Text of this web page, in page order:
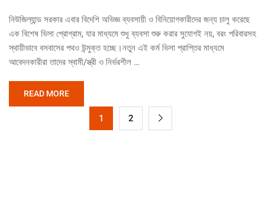
নিউজিল্যান্ড সরকার এবার বিদেশি অভিজ্ঞ ব্যবসায়ী ও বিনিয়োগকারীদের জন্য চালু করেছে
এক বিশেষ ভিসা প্রোগ্রাম, যার মাধ্যমে শুধু ব্যবসা শুরু করার সুযোগই নয়, বরং পরিবারসহ
স্থায়ীভাবে বসবাসের পথও উন্মুক্ত হচ্ছে।নতুন এই কর্ম ভিসা প্রাপ্তির মাধ্যমে
আবেদনকারীরা তাদের স্বামী/স্ত্রী ও নির্ভরশীল …
READ MORE
1 2